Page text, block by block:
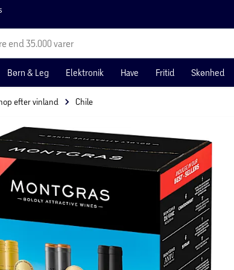
end 35.000 varer
Børn & Leg Elektronik Have Fritid Skønhed
efter vinland Chile